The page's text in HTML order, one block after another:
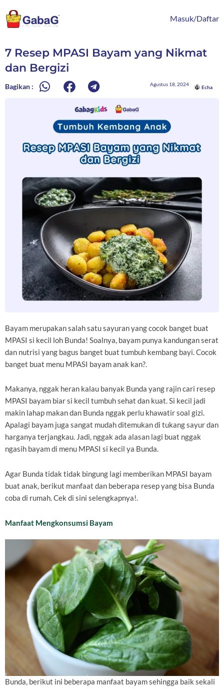
ke
konten
Masuk/Daftar
7 Resep MPASI Bayam yang Nikmat
dan Bergizi
Bagikan : Agustus 18, 2024
Echa
Bayam merupakan salah satu sayuran yang cocok banget buat
MPASI si kecil loh Bunda! Soalnya, bayam punya kandungan serat
dan nutrisi yang bagus banget buat tumbuh kembang bayi. Cocok
banget buat menu MPASI bayam anak kan?.
Makanya, nggak heran kalau banyak Bunda yang rajin cari resep
MPASI bayam biar si kecil tumbuh sehat dan kuat. Si kecil jadi
makin lahap makan dan Bunda nggak perlu khawatir soal gizi.
Apalagi bayam juga sangat mudah ditemukan di tukang sayur dan
harganya terjangkau. Jadi, nggak ada alasan lagi buat nggak
ngasih bayam di menu MPASI si kecil ya Bunda.
Agar Bunda tidak tidak bingung lagi memberikan MPASI bayam
buat anak, berikut manfaat dan beberapa resep yang bisa Bunda
coba di rumah. Cek di sini selengkapnya!.
Manfaat Mengkonsumsi Bayam
Bunda, berikut ini beberapa manfaat bayam sehingga baik sekali